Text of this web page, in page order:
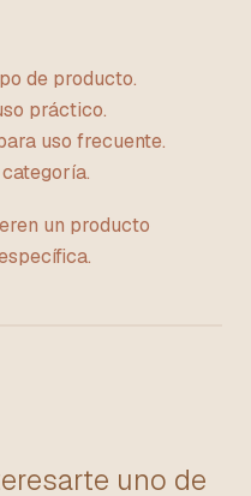
de producto.
práctico.
uso frecuente.
un producto
uno de